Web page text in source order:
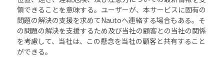
領できることを意味する。ユーザーが、本サービスに固有の
問題の解決の支援を求めてNautoへ連絡する場合もある。そ
の問題の解決を支援するため及び当社の顧客との当社の関係
を考慮して、当社は、この懸念を当社の顧客と共有すること
ができる。